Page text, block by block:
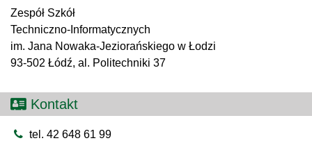
Zespół Szkół
Techniczno-Informatycznych
im. Jana Nowaka-Jeziorańskiego w Łodzi
93-502 Łódź, al. Politechniki 37
Kontakt
tel. 42 648 61 99